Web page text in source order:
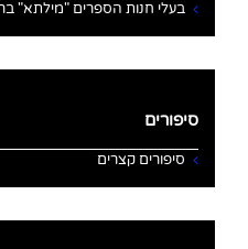
בעלי חנות הספרים "מילתא"
סיפורים
סיפורים קצרים